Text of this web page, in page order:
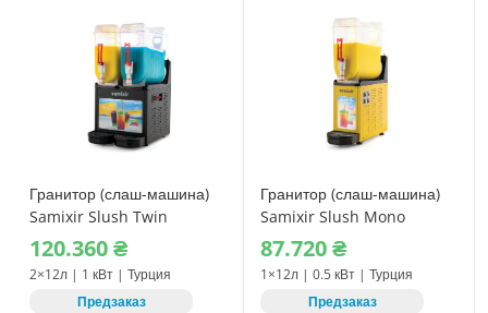
Гранитор (слаш-машина)
Samixir Slush Twin
120.360₴
2×12л | 1 кВт | Турция
Предзаказ
Гранитор (слаш-машина)
Samixir Slush Mono
87.720₴
1×12л | 0.5 кВт | Турция
Предзаказ